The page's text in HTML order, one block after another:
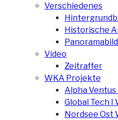
Verschiedenes
Historische
Video
Zeitraffer
WKA Projekte
Alpha
Global Tech I
Nordsee Ost